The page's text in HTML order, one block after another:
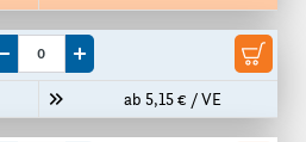
ab 5,15 € / VE
Menge um eine VE reduzieren
Menge um eine VE erhöhen